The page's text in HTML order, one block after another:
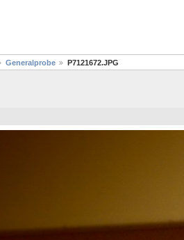
Generalprobe P7121672.JPG